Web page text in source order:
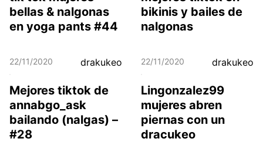
bellas & nalgonas
en yoga pants #44
bikinis y bailes de
nalgonas
22/11/2020 drakukeo
Mejores tiktok de
annabgo_ask
bailando (nalgas) –
#28
22/11/2020 drakukeo
Lingonzalez99
mujeres abren
piernas con un
dracukeo